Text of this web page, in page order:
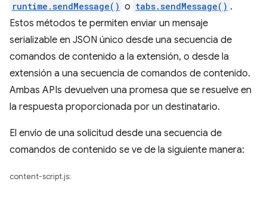
runtime.sendMessage() o tabs.sendMessage() .
Estos métodos te permiten enviar un mensaje
serializable en JSON único desde una secuencia de
comandos de contenido a la extensión, o desde la
extensión a una secuencia de comandos de contenido.
Ambas APIs devuelven una promesa que se resuelve en
la respuesta proporcionada por un destinatario.
El envío de una solicitud desde una secuencia de
comandos de contenido se ve de la siguiente manera:
content-script.js: